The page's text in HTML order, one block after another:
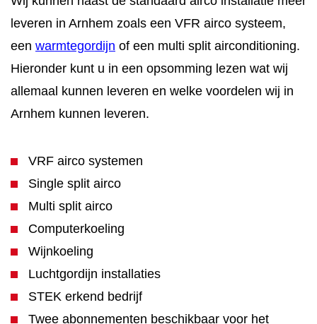
leveren in Arnhem zoals een VFR airco systeem,
een warmtegordijn of een multi split airconditioning.
Hieronder kunt u in een opsomming lezen wat wij
allemaal kunnen leveren en welke voordelen wij in
Arnhem kunnen leveren.
VRF airco systemen
Single split airco
Multi split airco
Computerkoeling
Wijnkoeling
Luchtgordijn installaties
STEK erkend bedrijf
Twee abonnementen beschikbaar voor het